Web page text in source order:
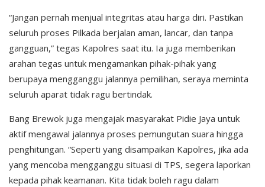
“Jangan pernah menjual integritas atau harga diri. Pastikan
seluruh proses Pilkada berjalan aman, lancar, dan tanpa
gangguan,” tegas Kapolres saat itu. Ia juga memberikan
arahan tegas untuk mengamankan pihak-pihak yang
berupaya mengganggu jalannya pemilihan, seraya meminta
seluruh aparat tidak ragu bertindak.
Bang Brewok juga mengajak masyarakat Pidie Jaya untuk
aktif mengawal jalannya proses pemungutan suara hingga
penghitungan. “Seperti yang disampaikan Kapolres, jika ada
yang mencoba mengganggu situasi di TPS, segera laporkan
kepada pihak keamanan. Kita tidak boleh ragu dalam